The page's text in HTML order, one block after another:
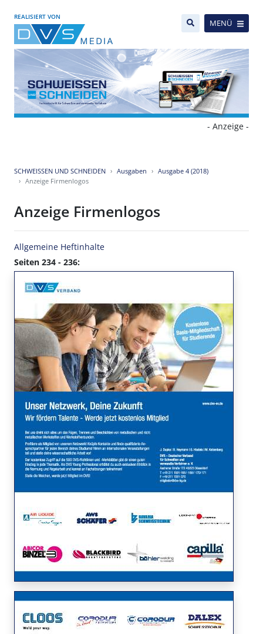
REALISIERT VON
MENÜ
- Anzeige -
SCHWEISSEN UND SCHNEIDEN Ausgaben
Ausgabe 4 (2018)
Anzeige Firmenlogos
Anzeige Firmenlogos
Allgemeine Heftinhalte
Seiten 234 - 236: